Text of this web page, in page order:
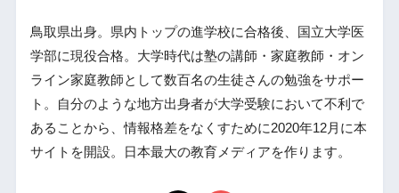
鳥取県出身。県内トップの進学校に合格後、国立大学医
学部に現役合格。大学時代は塾の講師・家庭教師・オン
ライン家庭教師として数百名の生徒さんの勉強をサポー
ト。自分のような地方出身者が大学受験において不利で
あることから、情報格差をなくすために2020年12月に本
サイトを開設。日本最大の教育メディアを作ります。